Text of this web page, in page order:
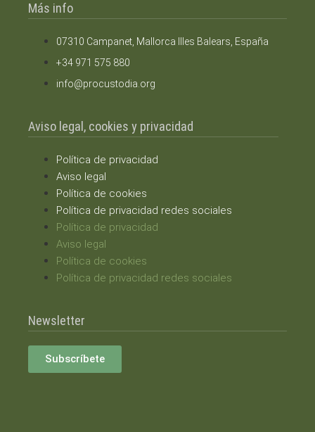
Más info
07310 Campanet, Mallorca Illes Balears, España
+34 971 575 880
info@procustodia.org
Aviso legal, cookies y privacidad
Política de privacidad
Aviso legal
Política de cookies
Política de privacidad redes sociales
Política de privacidad
Aviso legal
Política de cookies
Política de privacidad redes sociales
Newsletter
Subscríbete